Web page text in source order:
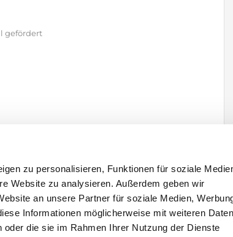
zu personalisieren, Funktionen für soziale
Website zu analysieren. Außerdem geben wir
an unsere Partner für soziale Medien,
Informationen möglicherweise mit weiteren Daten
die sie im Rahmen Ihrer Nutzung der Dienste
gefördert